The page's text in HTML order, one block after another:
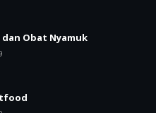
dan Obat Nyamuk